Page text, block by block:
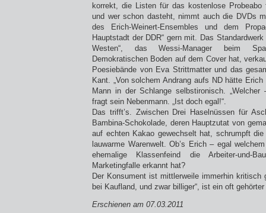
korrekt, die Listen für das kostenlose
und wer schon dasteht, nimmt auch die DVDs
des Erich-Weinert-Ensembles und dem
Hauptstadt der DDR“ gern mit. Das
Westen“, das Wessi-Manager beim
Demokratischen Boden auf dem Cover hat,
Poesiebände von Eva Strittmatter und das
Kant. „Von solchem Andrang aufs ND hätte
Mann in der Schlange selbstironisch. „Welcher
fragt sein Nebenmann. „Ist doch egal!“.
Das trifft’s. Zwischen Drei Haselnüssen für
Bambina-Schokolade, deren Hauptzutat von
auf echten Kakao gewechselt hat, schrumpft
lauwarme Warenwelt. Ob’s Erich – egal
ehemalige Klassenfeind die Arbeiter-und-
Marketingfalle erkannt hat?
Der Konsument ist mittlerweile immerhin kritisch
bei Kaufland, und zwar billiger“, ist ein oft
Erschienen am 07.03.2011